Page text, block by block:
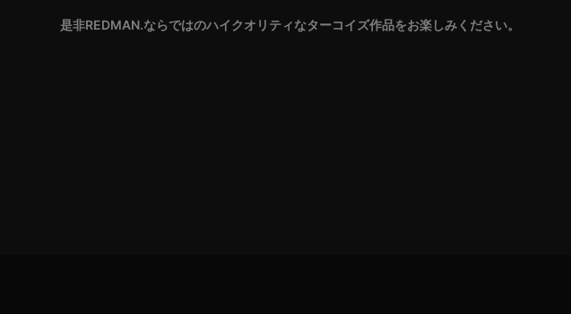
是非REDMAN.ならではのハイクオリティなターコイズ作品をお楽しみください。